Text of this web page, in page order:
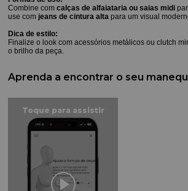
Combine comcalças de alfaiataria ou saias midi
use com jeans de cintura alta para um visual
Dica de estilo:
Finalize o look com acessórios metálicos ou clutch
o brilho da peça.
Aprenda a encontrar o seu